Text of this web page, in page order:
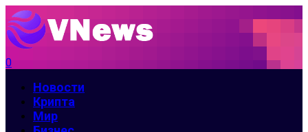
0
Новости
Крипта
Мир